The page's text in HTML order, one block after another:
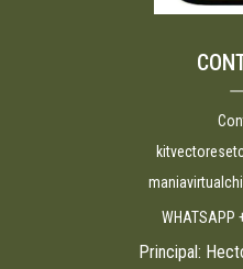
WHATSAPP
Principal: